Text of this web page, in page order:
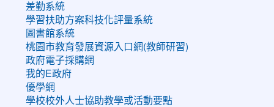
差勤系統
學習扶助方案科技化評量系統
圖書館系統
桃園市教育發展資源入口網(教師研習)
政府電子採購網
我的E政府
優學網
學校校外人士協助教學或活動要點